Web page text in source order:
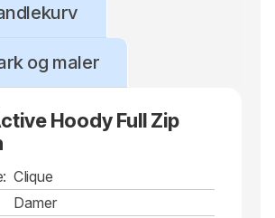
og maler
Hoody Full Zip
Clique
Damer